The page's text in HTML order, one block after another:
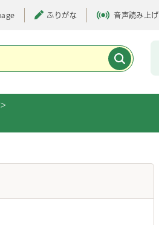
ふりがな 音声読み上げ
>